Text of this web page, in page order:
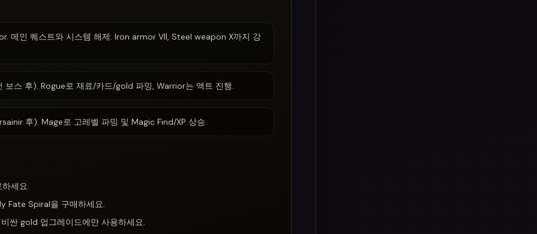
메인 퀘스트와 시스템 해제. Iron armor VII, Steel weapon X까지 강
보스 후). Rogue로 재료/카드/gold 파밍, Warrior는 액트 진행.
후). Mage로 고레벨 파밍 및 Magic Find/XP 상승.
세요.
Fate Spiral을 구매하세요.
싼 gold 업그레이드에만 사용하세요.